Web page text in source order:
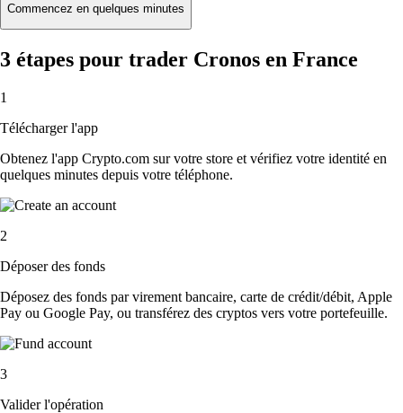
Commencez en quelques minutes
3 étapes pour trader Cronos en France
1
Télécharger l'app
Obtenez l'app Crypto.com sur votre store et vérifiez votre identité en
quelques minutes depuis votre téléphone.
2
Déposer des fonds
Déposez des fonds par virement bancaire, carte de crédit/débit, Apple
Pay ou Google Pay, ou transférez des cryptos vers votre portefeuille.
3
Valider l'opération